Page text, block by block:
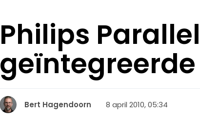
Philips
Bert Hagendoorn 8 april 2010, 05:34